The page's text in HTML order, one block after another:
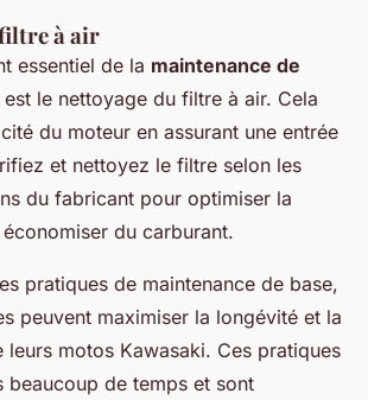
à air
essentiel de la maintenance de
est le nettoyage du filtre à air. Cela
du moteur en assurant une entrée
et nettoyez le filtre selon les
du fabricant pour optimiser la
du carburant.
pratiques de maintenance de base,
peuvent maximiser la longévité et la
leurs motos Kawasaki. Ces pratiques
beaucoup de temps et sont